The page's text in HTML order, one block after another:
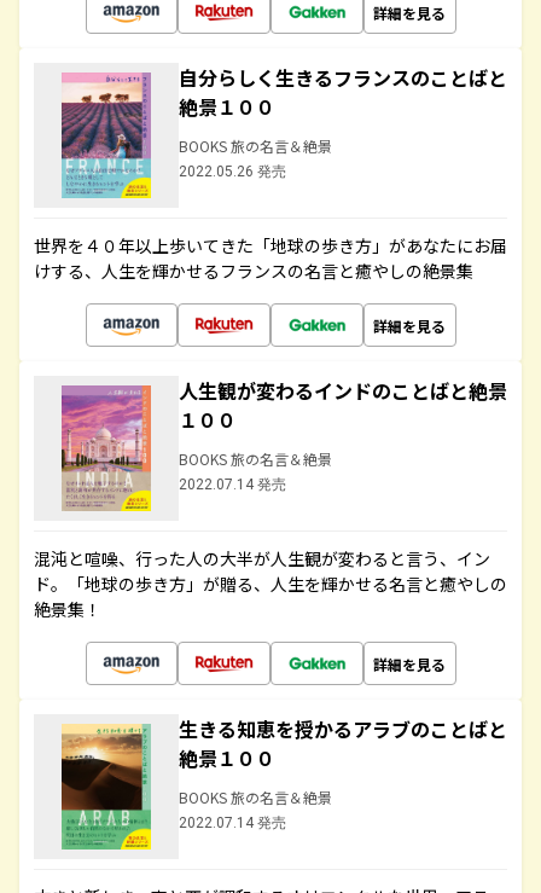
詳細を見る
自分らしく生きるフランスのことばと
絶景１００
BOOKS 旅の名言＆絶景
2022.05.26 発売
世界を４０年以上歩いてきた「地球の歩き方」があなたにお届
けする、人生を輝かせるフランスの名言と癒やしの絶景集
詳細を見る
人生観が変わるインドのことばと絶景
１００
BOOKS 旅の名言＆絶景
2022.07.14 発売
混沌と喧噪、行った人の大半が人生観が変わると言う、イン
ド。「地球の歩き方」が贈る、人生を輝かせる名言と癒やしの
絶景集！
詳細を見る
生きる知恵を授かるアラブのことばと
絶景１００
BOOKS 旅の名言＆絶景
2022.07.14 発売